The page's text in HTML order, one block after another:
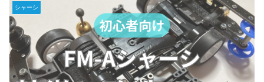
シャーシ